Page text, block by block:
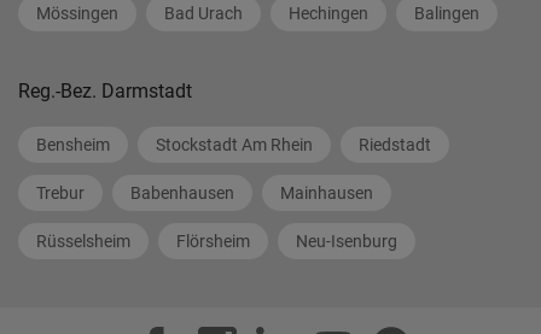
Mössingen Bad Urach Hechingen Balingen
Reg.-Bez. Darmstadt
Bensheim Stockstadt Am Rhein Riedstadt
Trebur Babenhausen Mainhausen
Rüsselsheim Flörsheim Neu-Isenburg